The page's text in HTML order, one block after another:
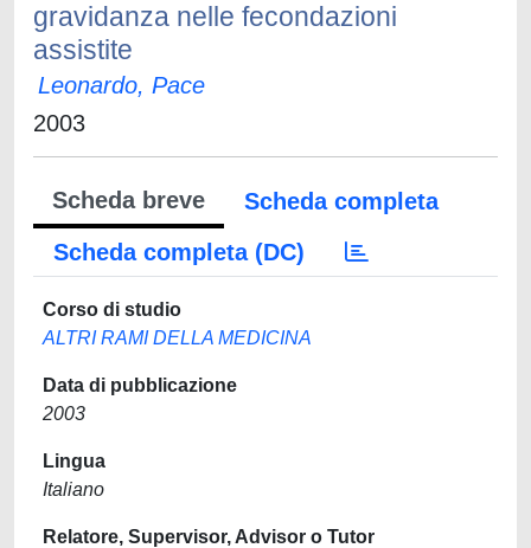
gravidanza nelle fecondazioni
assistite
Leonardo, Pace
2003
Scheda breve
Scheda completa
Scheda completa (DC)
Corso di studio
ALTRI RAMI DELLA MEDICINA
Data di pubblicazione
2003
Lingua
Italiano
Relatore, Supervisor, Advisor o Tutor